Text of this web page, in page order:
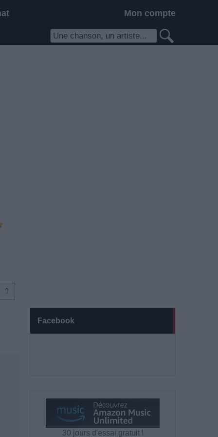
Mon compte
Facebook
30 jours d'essai gratuit !
⇑